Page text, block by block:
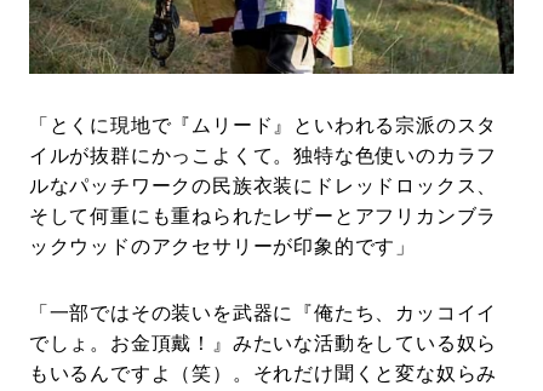
「とくに現地で『ムリード』といわれる宗派のスタ
イルが抜群にかっこよくて。独特な色使いのカラフ
ルなパッチワークの民族衣装にドレッドロックス、
そして何重にも重ねられたレザーとアフリカンブラ
ックウッドのアクセサリーが印象的です」
「一部ではその装いを武器に『俺たち、カッコイイ
でしょ。お金頂戴！』みたいな活動をしている奴ら
もいるんですよ（笑）。それだけ聞くと変な奴らみ